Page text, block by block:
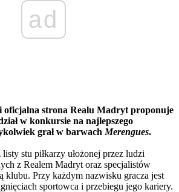
ad
oficjalna strona Realu Madryt proponuje
w konkursie na najlepszego
grał w barwach Merengues.
stu piłkarzy ułożonej przez ludzi
z Realem Madryt oraz specjalistów
klubu. Przy każdym nazwisku gracza jest
sportowca i przebiegu jego kariery.